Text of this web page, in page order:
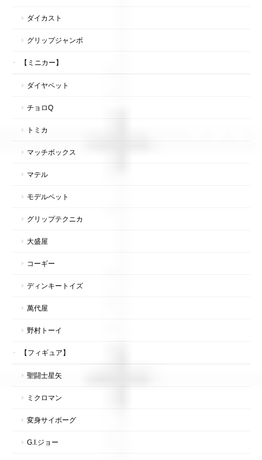
ダイカスト
グリップジャンボ
【ミニカー】
ダイヤペット
チョロQ
トミカ
マッチボックス
マテル
モデルペット
グリップテクニカ
大盛屋
コーギー
ディンキートイズ
萬代屋
野村トーイ
【フィギュア】
聖闘士星矢
ミクロマン
変身サイボーグ
G.I.ジョー